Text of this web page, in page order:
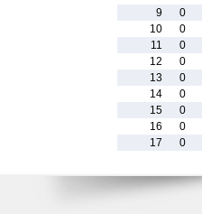
9
0
10
0
11
0
12
0
13
0
14
0
15
0
16
0
17
0